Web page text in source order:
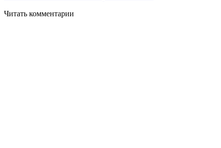
Читать комментарии